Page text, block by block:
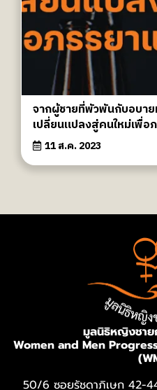
จากผู้ชายที่พัวพันกับอบาย
เปลี่ยนแปลงสู่คนใหม่เพื่อ
11 ส.ค. 2023
มูลนิธิหญิงชาย
Women and Men
50/6 ซอยรัชดาภิเษก 42-